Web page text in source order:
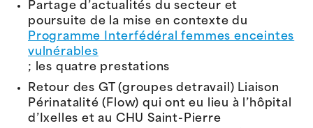
Partage d’actualités du secteur et
poursuite de la mise en contexte du
Programme Interfédéral femmes enceintes
vulnérables
; les quatre prestations
Retour des GT (groupes detravail) Liaison
Périnatalité (Flow) qui ont eu lieu à l’hôpital
d’Ixelles et au CHU Saint-Pierre